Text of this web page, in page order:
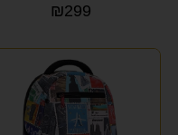
₪299